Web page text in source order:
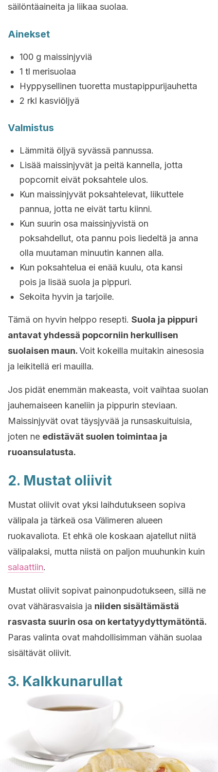
säilöntäaineita ja liikaa suolaa.
Ainekset
100 g maissinjyviä
1 tl merisuolaa
Hyppysellinen tuoretta mustapippurijauhetta
2 rkl kasviöljyä
Valmistus
Lämmitä öljyä syvässä pannussa.
Lisää maissinjyvät ja peitä kannella, jotta
popcornit eivät poksahtele ulos.
Kun maissinjyvät poksahtelevat, liikuttele
pannua, jotta ne eivät tartu kiinni.
Kun suurin osa maissinjyvistä on
poksahdellut, ota pannu pois liedeltä ja anna
olla muutaman minuutin kannen alla.
Kun poksahtelua ei enää kuulu, ota kansi
pois ja lisää suola ja pippuri.
Sekoita hyvin ja tarjoile.
Tämä on hyvin helppo resepti. Suola ja pippuri
antavat yhdessä popcorniin herkullisen
suolaisen maun.Voit kokeilla muitakin ainesosia
ja leikitellä eri mauilla.
Jos pidät enemmän makeasta, voit vaihtaa suolan
jauhemaiseen kaneliin ja pippurin steviaan.
Maissinjyvät ovat täysjyvää ja runsaskuituisia,
joten ne edistävät suolen toimintaa ja
ruoansulatusta.
2. Mustat oliivit
Mustat oliivit ovat yksi laihdutukseen sopiva
välipala ja tärkeä osa Välimeren alueen
ruokavaliota. Et ehkä ole koskaan ajatellut niitä
välipalaksi, mutta niistä on paljon muuhunkin kuin
salaattiin.
Mustat oliivit sopivat painonpudotukseen, sillä ne
ovat vähärasvaisia ja niiden sisältämästä
rasvasta suurin osa on kertatyydyttymätöntä.
Paras valinta ovat mahdollisimman vähän suolaa
sisältävät oliivit.
3. Kalkkunarullat